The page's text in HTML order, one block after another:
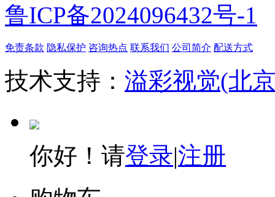
鲁ICP备2024096432号-1
免责条款 隐私保护 咨询热点 联系我们 公司简介 配送方式
技术支持： 溢彩视觉(北
你好！请登录|注册